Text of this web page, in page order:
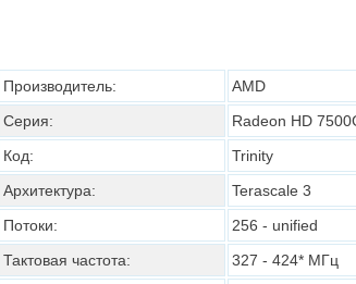
Производитель:
AMD
Серия:
Radeon HD
Код:
Trinity
Архитектура:
Terascale 3
Потоки:
256 - unified
Тактовая частота:
327 - 424* МГц